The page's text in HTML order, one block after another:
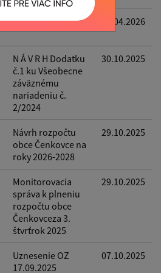
- 22.04.2026
N Á V R H Dodatku
č.1 ku Všeobecne
záväznému
nariadeniu č.
2/2024
30.10.2025
Návrh rozpočtu
obce Čenkovce na
roky 2026-2028
29.10.2025
Monitorovacia
správa k plneniu
rozpočtu obce
Čenkovceza 3.
štvrťrok 2025
29.10.2025
Uznesenie OZ
17.09.2025
07.10.2025